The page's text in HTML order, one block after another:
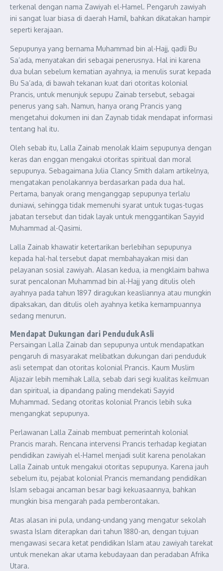
terkenal dengan nama Zawiyah el-Hamel. Pengaruh zawiyah
ini sangat luar biasa di daerah Hamil, bahkan dikatakan hampir
seperti kerajaan.
Sepupunya yang bernama Muhammad bin al-Hajj, qadli Bu
Sa’ada, menyatakan diri sebagai penerusnya. Hal ini karena
dua bulan sebelum kematian ayahnya, ia menulis surat kepada
Bu Sa’ada, di bawah tekanan kuat dari otoritas kolonial
Prancis, untuk menunjuk sepupu Zainab tersebut, sebagai
penerus yang sah. Namun, hanya orang Prancis yang
mengetahui dokumen ini dan Zaynab tidak mendapat informasi
tentang hal itu.
Oleh sebab itu, Lalla Zainab menolak klaim sepupunya dengan
keras dan enggan mengakui otoritas spiritual dan moral
sepupunya. Sebagaimana Julia Clancy Smith dalam artikelnya,
mengatakan penolakannya berdasarkan pada dua hal.
Pertama, banyak orang menganggap sepupunya terlalu
duniawi, sehingga tidak memenuhi syarat untuk tugas-tugas
jabatan tersebut dan tidak layak untuk menggantikan Sayyid
Muhammad al-Qasimi.
Lalla Zainab khawatir ketertarikan berlebihan sepupunya
kepada hal-hal tersebut dapat membahayakan misi dan
pelayanan sosial zawiyah. Alasan kedua, ia mengklaim bahwa
surat pencalonan Muhammad bin al-Hajj yang ditulis oleh
ayahnya pada tahun 1897 diragukan keasliannya atau mungkin
dipaksakan, dan ditulis oleh ayahnya ketika kemampuannya
sedang menurun.
Mendapat Dukungan dari Penduduk Asli
Persaingan Lalla Zainab dan sepupunya untuk mendapatkan
pengaruh di masyarakat melibatkan dukungan dari penduduk
asli setempat dan otoritas kolonial Prancis. Kaum Muslim
Aljazair lebih memihak Lalla, sebab dari segi kualitas keilmuan
dan spiritual, ia dipandang paling mendekati Sayyid
Muhammad. Sedang otoritas kolonial Prancis lebih suka
mengangkat sepupunya.
Perlawanan Lalla Zainab membuat pemerintah kolonial
Prancis marah. Rencana intervensi Prancis terhadap kegiatan
pendidikan zawiyah el-Hamel menjadi sulit karena penolakan
Lalla Zainab untuk mengakui otoritas sepupunya. Karena jauh
sebelum itu, pejabat kolonial Prancis memandang pendidikan
Islam sebagai ancaman besar bagi kekuasaannya, bahkan
mungkin bisa mengarah pada pemberontakan.
Atas alasan ini pula, undang-undang yang mengatur sekolah
swasta Islam diterapkan dari tahun 1880-an, dengan tujuan
mengawasi secara ketat pendidikan Islam atau zawiyah tarekat
untuk menekan akar utama kebudayaan dan peradaban Afrika
Utara.